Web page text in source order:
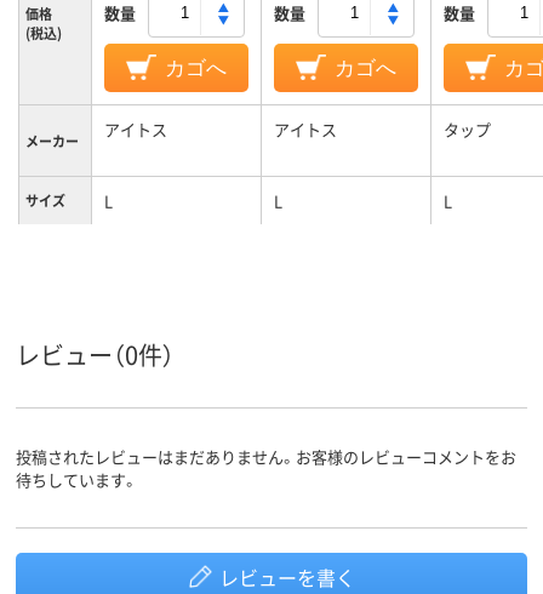
価格
(税込)
数量
カゴへ
数量
カゴへ
数量
カ
メーカー アイトス アイトス タップ
サイズ L L L
ストレッチギャバ
100%）
100%）
レビュー（0件）
投稿されたレビューはまだありません。お客様のレビューコメントをお
待ちしています。
レビューを書く